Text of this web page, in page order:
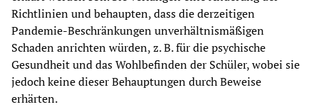
Richtlinien und behaupten, dass die derzeitigen
Pandemie-Beschränkungen unverhältnismäßigen
Schaden anrichten würden, z. B. für die psychische
Gesundheit und das Wohlbefinden der Schüler, wobei sie
jedoch keine dieser Behauptungen durch Beweise
erhärten.